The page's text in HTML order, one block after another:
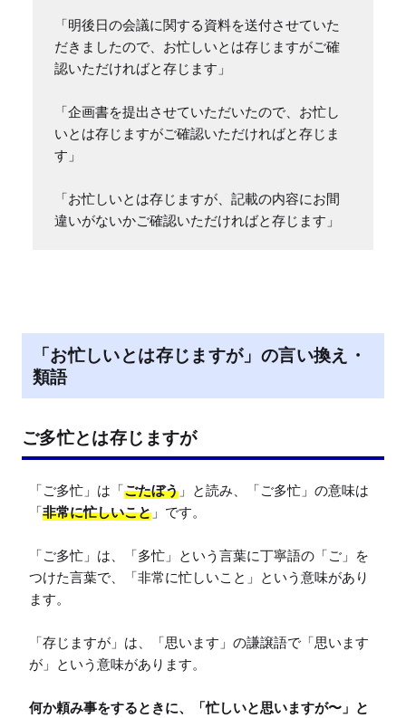
「明後日の会議に関する資料を送付させていた
だきましたので、お忙しいとは存じますがご確
認いただければと存じます」
「企画書を提出させていただいたので、お忙し
いとは存じますがご確認いただければと存じま
す」
「お忙しいとは存じますが、記載の内容にお間
違いがないかご確認いただければと存じます」
「お忙しいとは存じますが」の言い換え・
類語
ご多忙とは存じますが
「ご多忙」は「ごたぼう 」と読み、「ご多忙」の意味は
「非常に忙しいこと 」です。
「ご多忙」は、「多忙」という言葉に丁寧語の「ご」を
つけた言葉で、「非常に忙しいこと」という意味があり
ます。
「存じますが」は、「思います」の謙譲語で「思います
が」という意味があります。
何か頼み事をするときに、「忙しいと思いますが〜」と